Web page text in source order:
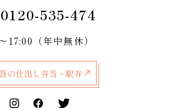
0120-535-474
17:00（年中無休）
の仕出し弁当・駅弁